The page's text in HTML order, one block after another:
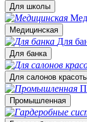
Для школы
Медицинская
Для
Для банка
Для салонов
Промышленная